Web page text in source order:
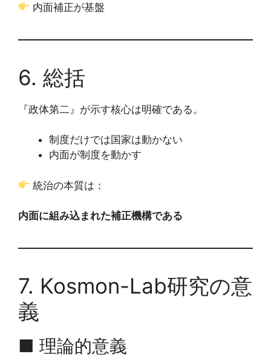
内面補正が基盤
6. 総括
『政体第二』が示す核心は明確である。
制度だけでは国家は動かない
内面が制度を動かす
統治の本質は：
内面に組み込まれた補正機構である
7. Kosmon-Lab研究の意
義
■ 理論的意義